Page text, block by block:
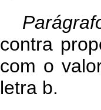
contra
com o
letra b.